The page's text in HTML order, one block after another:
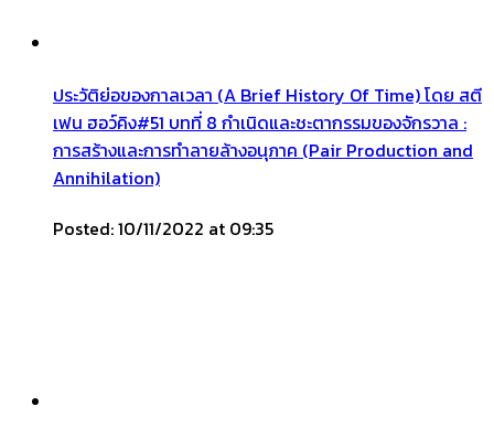
ประวัติย่อของกาลเวลา (A Brief History Of Time) โดย สตี
เฟน ฮอว์คิง#51 บทที่ 8 กำเนิดและชะตากรรมของจักรวาล :
การสร้างและการทำลายล้างอนุภาค (Pair Production and
Annihilation)
Posted: 10/11/2022 at 09:35